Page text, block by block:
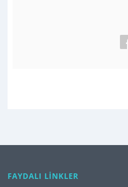
FAYDALI LİNKLER